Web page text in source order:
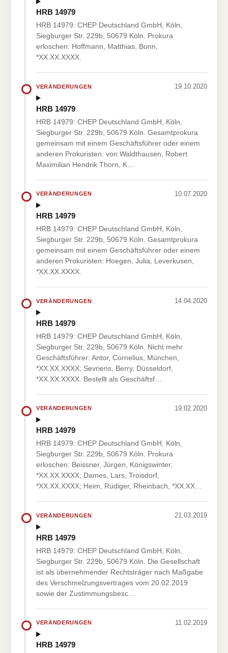
HRB 14979
HRB 14979: CHEP Deutschland GmbH, Köln,
Siegburger Str. 229b, 50679 Köln. Prokura
erloschen: Hoffmann, Matthias, Bonn,
*XX.XX.XXXX.
VERÄNDERUNGEN 19.10.2020
HRB 14979
HRB 14979: CHEP Deutschland GmbH, Köln,
Siegburger Str. 229b, 50679 Köln. Gesamtprokura
gemeinsam mit einem Geschäftsführer oder einem
anderen Prokuristen: von Waldthausen, Robert
Maximilian Hendrik Thorn, K…
VERÄNDERUNGEN 10.07.2020
HRB 14979
HRB 14979: CHEP Deutschland GmbH, Köln,
Siegburger Str. 229b, 50679 Köln. Gesamtprokura
gemeinsam mit einem Geschäftsführer oder einem
anderen Prokuristen: Hoegen, Julia, Leverkusen,
*XX.XX.XXXX.
VERÄNDERUNGEN 14.04.2020
HRB 14979
HRB 14979: CHEP Deutschland GmbH, Köln,
Siegburger Str. 229b, 50679 Köln. Nicht mehr
Geschäftsführer: Antor, Cornelius, München,
*XX.XX.XXXX; Sevriens, Berry, Düsseldorf,
*XX.XX.XXXX. Bestellt als Geschäftsf…
VERÄNDERUNGEN 19.02.2020
HRB 14979
HRB 14979: CHEP Deutschland GmbH, Köln,
Siegburger Str. 229b, 50679 Köln. Prokura
erloschen: Beissner, Jürgen, Königswinter,
*XX.XX.XXXX; Dames, Lars, Troisdorf,
*XX.XX.XXXX; Heim, Rüdiger, Rheinbach, *XX.XX…
VERÄNDERUNGEN 21.03.2019
HRB 14979
HRB 14979: CHEP Deutschland GmbH, Köln,
Siegburger Str. 229b, 50679 Köln. Die Gesellschaft
ist als übernehmender Rechtsträger nach Maßgabe
des Verschmelzungsvertrages vom 20.02.2019
sowie der Zustimmungsbesc…
VERÄNDERUNGEN 11.02.2019
HRB 14979